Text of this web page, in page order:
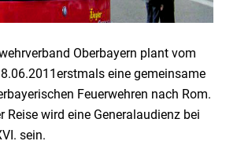
Oberbayern plant vom
eine gemeinsame
Feuerwehren nach Rom.
Reise wird eine Generalaudienz bei
sein.